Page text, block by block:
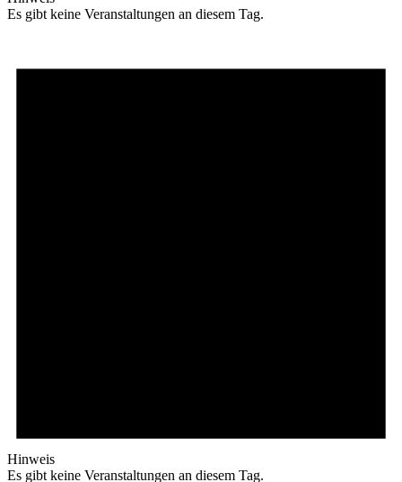
Es gibt keine Veranstaltungen an diesem Tag.
Hinweis
Es gibt keine Veranstaltungen an diesem Tag.